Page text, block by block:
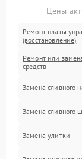
Цены
Ремонт платы
(восстановление)
Ремонт или
средств
Замена сливного
Замена сливного
Замена улитки